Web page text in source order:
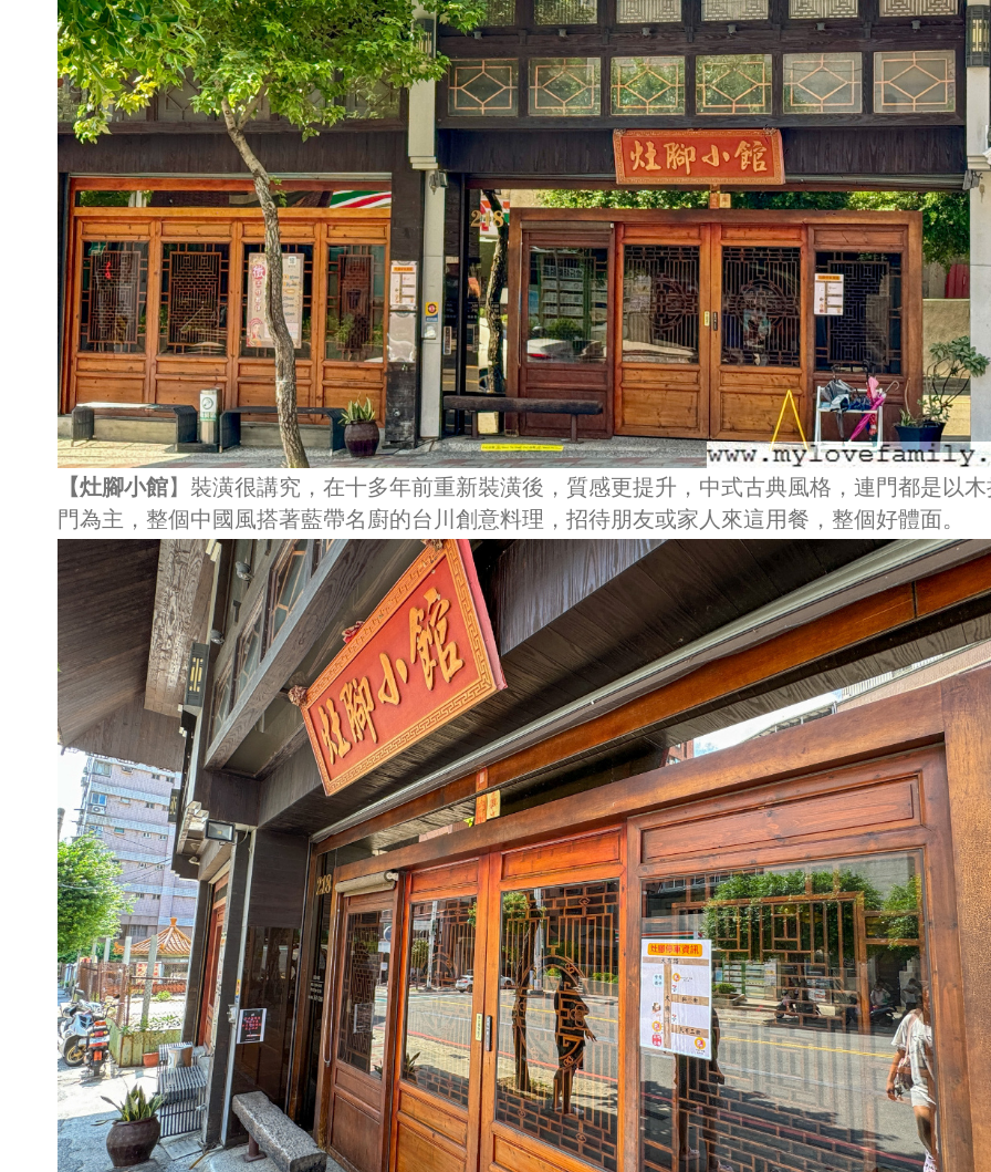
【灶腳小館】裝潢很講究，在十多年前重新裝潢後，質感更提升，中式古典風格，連門都是以
門為主，整個中國風搭著藍帶名廚的台川創意料理，招待朋友或家人來這用餐，整個好體面。